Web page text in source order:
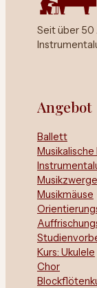
Seit über 50
Angebot
Ballett
Musikzwerge
Musikmäuse
Kurs: Ukulele
Chor